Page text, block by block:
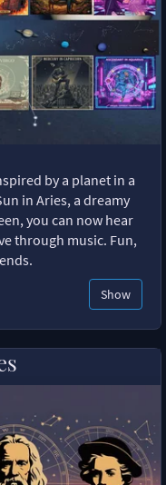
by a planet in a
in Aries, a dreamy
you can now hear
through music. Fun,
Show